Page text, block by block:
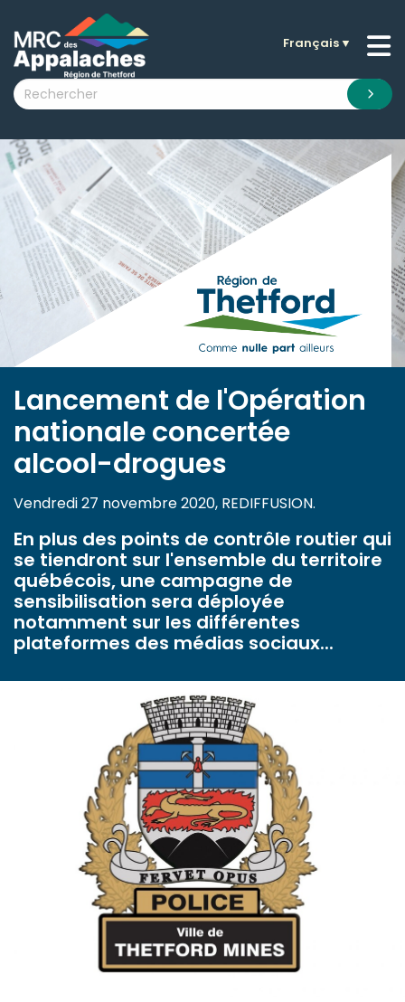
submenu (La MRC )
submenu (Citoyens )
submenu (Visiteurs )
submenu (Nouvelles )
submenu (Documentation )
Français▼
Lancement de l'Opération
nationale concertée
alcool-drogues
Vendredi 27 novembre 2020, REDIFFUSION.
En plus des points de contrôle routier qui
se tiendront sur l'ensemble du territoire
québécois, une campagne de
sensibilisation sera déployée
notamment sur les différentes
plateformes des médias sociaux...